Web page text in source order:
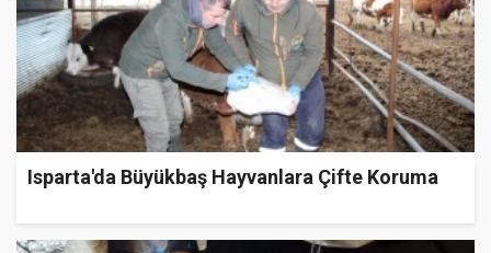
Isparta'da Büyükbaş Hayvanlara Çifte Koruma